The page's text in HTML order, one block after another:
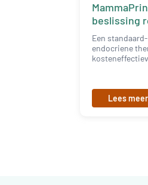
beslissing
Een
endocriene
Lees meer